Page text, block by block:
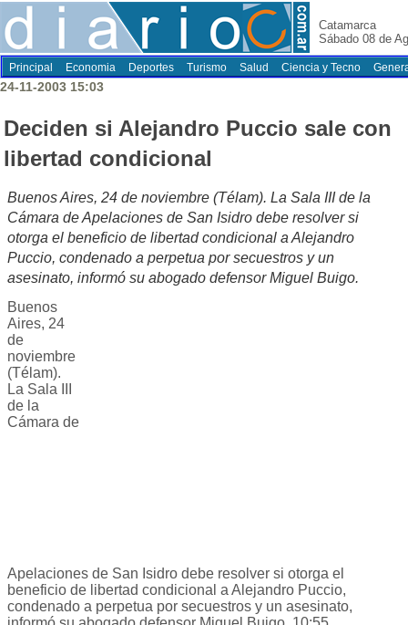
Catamarca
Sábado 08 de
Principal Economia Deportes Turismo Salud Ciencia y Tecno
24-11-2003 15:03
Deciden si Alejandro Puccio sale con
libertad condicional
Buenos Aires, 24 de noviembre (Télam). La Sala III de la
Cámara de Apelaciones de San Isidro debe resolver si
otorga el beneficio de libertad condicional a Alejandro
Puccio, condenado a perpetua por secuestros y un
asesinato, informó su abogado defensor Miguel Buigo.
Buenos
Aires, 24
de
noviembre
(Télam).
La Sala III
de la
Cámara de
Apelaciones de San Isidro debe resolver si otorga el
beneficio de libertad condicional a Alejandro Puccio,
condenado a perpetua por secuestros y un asesinato,